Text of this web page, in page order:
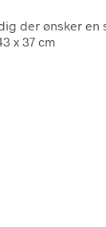
der ønsker
x 37 cm